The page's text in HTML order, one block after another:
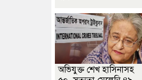
অভিযুক্ত শেখ হাসিনাসহ